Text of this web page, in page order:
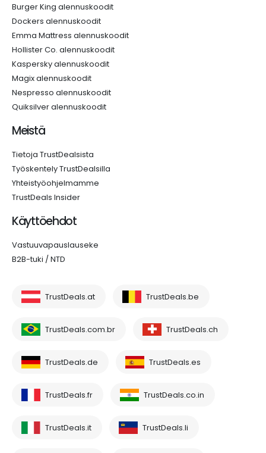
Burger King alennuskoodit
Dockers alennuskoodit
Emma Mattress alennuskoodit
Hollister Co. alennuskoodit
Kaspersky alennuskoodit
Magix alennuskoodit
Nespresso alennuskoodit
Quiksilver alennuskoodit
Meistä
Tietoja TrustDealsista
Työskentely TrustDealsilla
Yhteistyöohjelmamme
TrustDeals Insider
Käyttöehdot
Vastuuvapauslauseke
B2B-tuki / NTD
TrustDeals.at TrustDeals.be
TrustDeals.com.br TrustDeals.ch
TrustDeals.de TrustDeals.es
TrustDeals.fr TrustDeals.co.in
TrustDeals.it TrustDeals.li